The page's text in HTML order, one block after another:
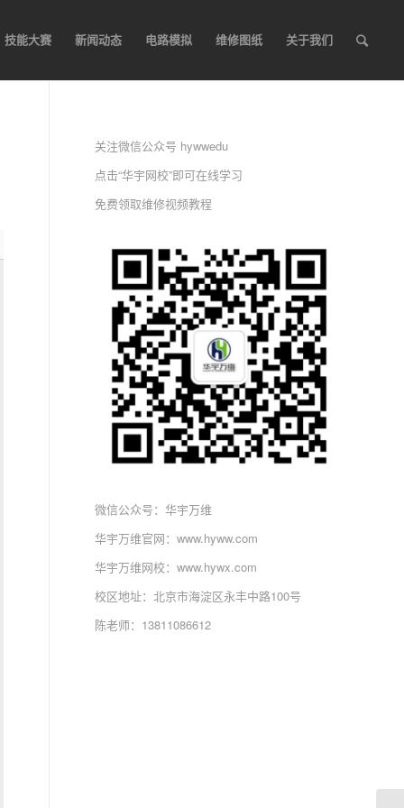
技能大赛 新闻动态 电路模拟 维修图纸 关于我们
关注微信公众号 hywwedu
点击“华宇网校”即可在线学习
免费领取维修视频教程
微信公众号：华宇万维
华宇万维官网：www.hyww.com
华宇万维网校：www.hywx.com
校区地址：北京市海淀区永丰中路100号
陈老师：13811086612